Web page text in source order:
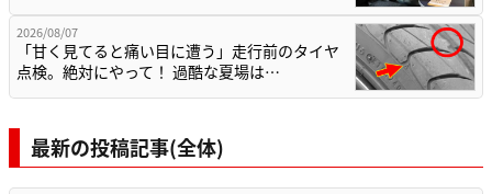
2026/08/07
「甘く見てると痛い目に遭う」走行前のタイヤ
点検。絶対にやって！ 過酷な夏場は…
最新の投稿記事(全体)